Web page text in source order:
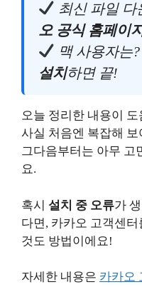
최신 파일
오 공식 홈페이
맥 사용자는
설치하면 끝!
오늘 정리한 내용이
사실 처음엔 복잡해
그다음부터는 아무 고
요.
혹시 설치 중 오류가
다면, 카카오 고객센
것도 방법이에요!
자세한 내용은 카카오